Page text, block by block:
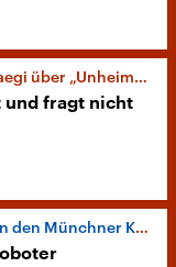
„Unheimliches Tal“
und fragt nicht
Kammerspielen